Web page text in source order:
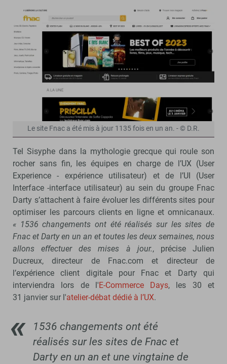
Le site Fnac a été mis à jour 1135 fois en un an. - © D.R.
Tel Sisyphe dans la mythologie grecque qui roule son
rocher sans fin, les équipes en charge de l’UX (User
Experience - expérience utilisateur) et de l’UI (User
Interface -interface utilisateur) au sein du groupe Fnac
Darty s’attachent à faire évoluer les différents sites pour
optimiser les parcours clients en ligne et omnicanaux.
« 1536 changements ont été réalisés sur les sites de
Fnac et Darty en un an et toutes les deux semaines, nous
allons effectuer des mises à jour., précise Julien
Ducreux, directeur de Fnac.com et directeur de
l’expérience client digitale pour Fnac et Darty qui
interviendra lors de l'E-Commerce Days, les 30 et
31 janvier sur l'atelier-débat dédié à l’UX.
1536 changements ont été
réalisés sur les sites de Fnac et
Darty en un an et une vingtaine de